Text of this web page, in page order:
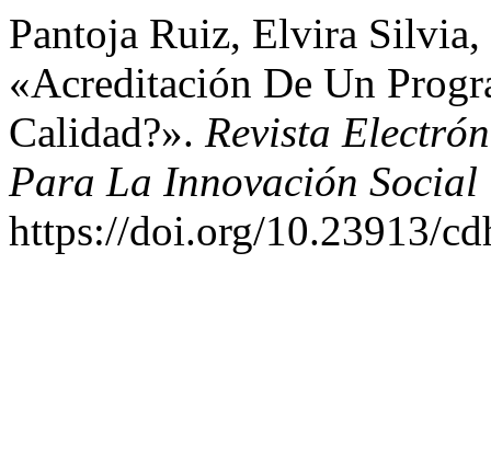
Pantoja Ruiz, Elvira
«Acreditación De Un
Calidad?». Revista
Para La Innovación Social
https://doi.org/10.23913/